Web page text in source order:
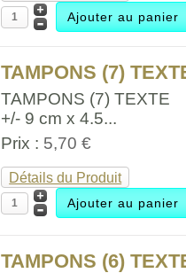
TAMPONS (7)
TAMPONS (7) TEXTE
+/- 9 cm x 4.5...
Prix : 5,70 €
Détails du Produit
TAMPONS (6)